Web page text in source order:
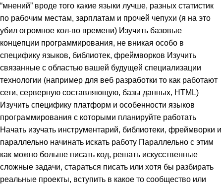
“мнений” вроде того какие языки лучше, разных статистик
по рабочим местам, зарплатам и прочей чепухи (я на это
убил огромное кол-во времени) Изучить базовые
концепции программирования, не вникая особо в
специфику языков, библиотек, фреймворков Изучить
связанные с областью вашей будущей специализации
технологии (например для веб разработки то как работают
сети, серверную составляющую, базы данных, HTML)
Изучить специфику платформ и особенности языков
программирования с которыми планируйте работать
Начать изучать инструментарий, библиотеки, фреймворки и
параллельно начинать искать работу Параллельно с этим
как можно больше писать код, решать искусственные
сложные задачи, стараться писать или хотя бы разбирать
реальные проекты, вступить в какое то сообщество или